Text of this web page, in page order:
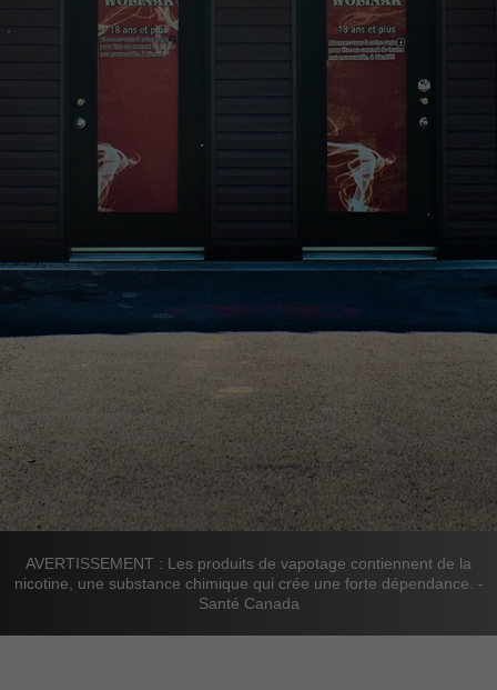
AVERTISSEMENT : Les produits de vapotage contiennent de la
nicotine, une substance chimique qui crée une forte dépendance. -
Santé Canada